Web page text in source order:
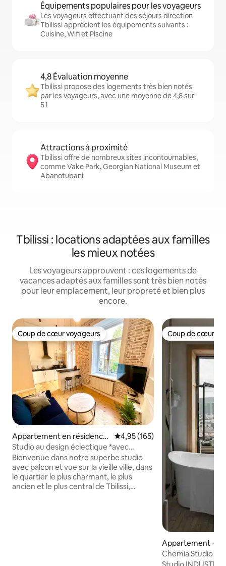
Équipements populaires pour les voyageurs
Les voyageurs effectuant des séjours direction
Tbilissi apprécient les équipements suivants :
Cuisine, Wifi et Piscine
4,8 Évaluation moyenne
Tbilissi propose des logements très bien notés
par les voyageurs, avec une moyenne de 4,8 sur
5 !
Attractions à proximité
Tbilissi offre de nombreux sites incontournables,
comme Vake Park, Georgian National Museum et
Abanotubani
Tbilissi : locations adaptées aux familles
les mieux notées
Les voyageurs approuvent : ces logements de
vacances adaptés aux familles sont très bien notés
pour leur emplacement, leur propreté et bien plus
encore.
Coup de cœur voyageurs
Coup de cœur voyageurs
Appartement en résidence
⋅ Tbilisi
Évaluation moyenne sur la
4,95 (165)
Studio au design éclectique *avec
balcon*
Bienvenue dans notre superbe studio
avec balcon et vue sur la vieille ville, dans
le quartier le plus charmant, le plus
ancien et le plus central de Tbilissi,
Coup de cœur
Coup de cœur
Appartement ⋅
Chemia Studio